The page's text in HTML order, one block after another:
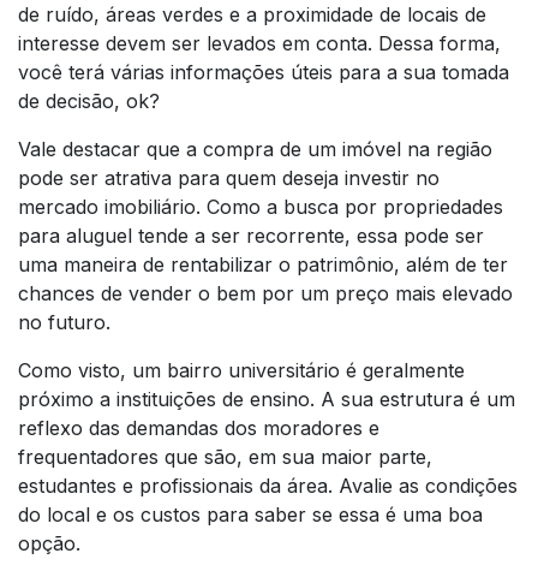
de ruído, áreas verdes e a proximidade de locais de
interesse devem ser levados em conta. Dessa forma,
você terá várias informações úteis para a sua tomada
de decisão, ok?
Vale destacar que a compra de um imóvel na região
pode ser atrativa para quem deseja investir no
mercado imobiliário. Como a busca por propriedades
para aluguel tende a ser recorrente, essa pode ser
uma maneira de rentabilizar o patrimônio, além de ter
chances de vender o bem por um preço mais elevado
no futuro.
Como visto, um bairro universitário é geralmente
próximo a instituições de ensino. A sua estrutura é um
reflexo das demandas dos moradores e
frequentadores que são, em sua maior parte,
estudantes e profissionais da área. Avalie as condições
do local e os custos para saber se essa é uma boa
opção.